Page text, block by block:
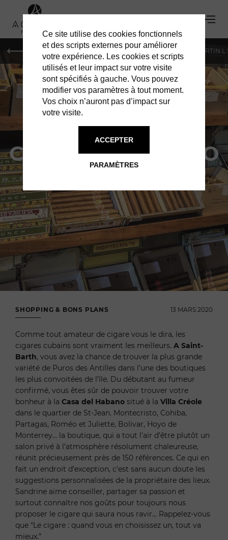
MONACO GENÈVE ST-MARTIN
CASA DEL HABANO
OUI À UN PURO PROMETTEUR !
SHOPPING & BONS PLANS 13 MARS 2020
Comme tout amateur de cigare vous le dira, les
cigares cubains sont vraiment les meilleurs. A Saint-
Barth, vous avez la chance de trouver la plus grande
variété de Puros des Antilles dans l’une des boutiques
les plus convoitées de l’île. Du débutant au fumeur
confirmé, vous êtes sûr de pouvoir trouver votre
bonheur à la Casa del Habano situé à la Villa Créole
dans le quartier de St-Jean. Montecristo, Cohiba,
Partagas, Roméo et Juliette, Bolivar, Hoyo de
Monterrey… la boutique, qui a tout l’air d’être plutôt un
salon privé à l’atmosphère résolument chaleureuse,
réunit précieusement près de 150 références. Ce qui en
fait un endroit d’exception, c’est sans aucun doute les
suggestions personnalisées de la propriétaire des lieux.
Sandrine aime conseiller, partager sa passion et
surtout connaître nos goûts pour toujours nous
proposer le cigare qui saura nous ravir… Rappelez-vous
que “Le cigare : quand vous en choisissez un, tout va
mieux.”
Ce site utilise des cookies fonctionnels
et des scripts externes pour améliorer
votre expérience. Les cookies et scripts
utilisés et leur impact sur votre visite
sont spécifiés à gauche. Vous pouvez
modifier vos paramètres à tout moment.
Vos choix n’auront pas d’impact sur
votre visite.
PARAMÈTRES
ACCEPTER